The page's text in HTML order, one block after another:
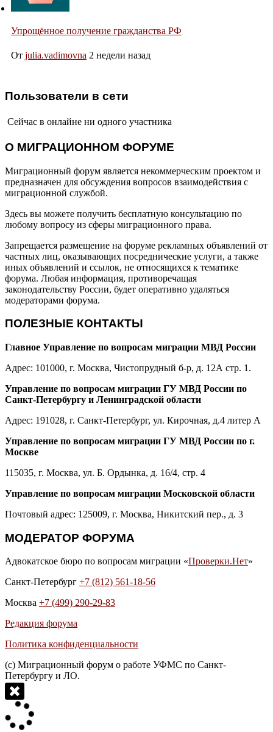
Упрощённое получение гражданства РФ
От julia.vadimovna 2 недели назад
Пользователи в сети
Сейчас в онлайне ни одного участника
О МИГРАЦИОННОМ ФОРУМЕ
Миграционный форум является некоммерческим проектом и
предназначен для обсуждения вопросов взаимодействия с
миграционной службой.
Здесь вы можете получить бесплатную консультацию по
любому вопросу из сферы миграционного права.
Запрещается размещение на форуме рекламных объявлений от
частных лиц, оказывающих посреднические услуги, а также
иных объявлений и ссылок, не относящихся к тематике
форума. Любая информация, противоречащая
законодательству России, будет оперативно удаляться
модераторами форума.
ПОЛЕЗНЫЕ КОНТАКТЫ
Главное Управление по вопросам миграции МВД России
Адрес: 101000, г. Москва, Чистопрудный б-р, д. 12А стр. 1.
Управление по вопросам миграции ГУ МВД России по
Санкт-Петербургу и Ленинградской области
Адрес: 191028, г. Санкт-Петербург, ул. Кирочная, д.4 литер А
Управление по вопросам миграции ГУ МВД России по г.
Москве
115035, г. Москва, ул. Б. Ордынка, д. 16/4, стр. 4
Управление по вопросам миграции Московской области
Почтовый адрес: 125009, г. Москва, Никитский пер., д. 3
МОДЕРАТОР ФОРУМА
Адвокатское бюро по вопросам миграции «Проверки.Нет»
Санкт-Петербург +7 (812) 561-18-56
Москва +7 (499) 290-29-83
Редакция форума
Политика конфиденциальности
(с) Миграционный форум о работе УФМС по Санкт-
Петербургу и ЛО.